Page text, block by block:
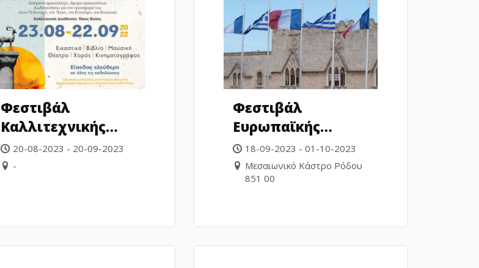
Φεστιβάλ
Καλλιτεχνικής
Δημιουργίας
20-08-2023 - 20-09-2023
-
Φεστιβάλ
Ευρωπαϊκής
Πολυφωνίας
18-09-2023 - 01-10-2023
Μεσαιωνικό Κάστρο Ρόδου
851 00